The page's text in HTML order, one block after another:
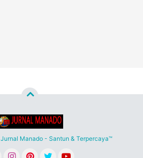
Jurnal Manado - Santun & Terpercaya™